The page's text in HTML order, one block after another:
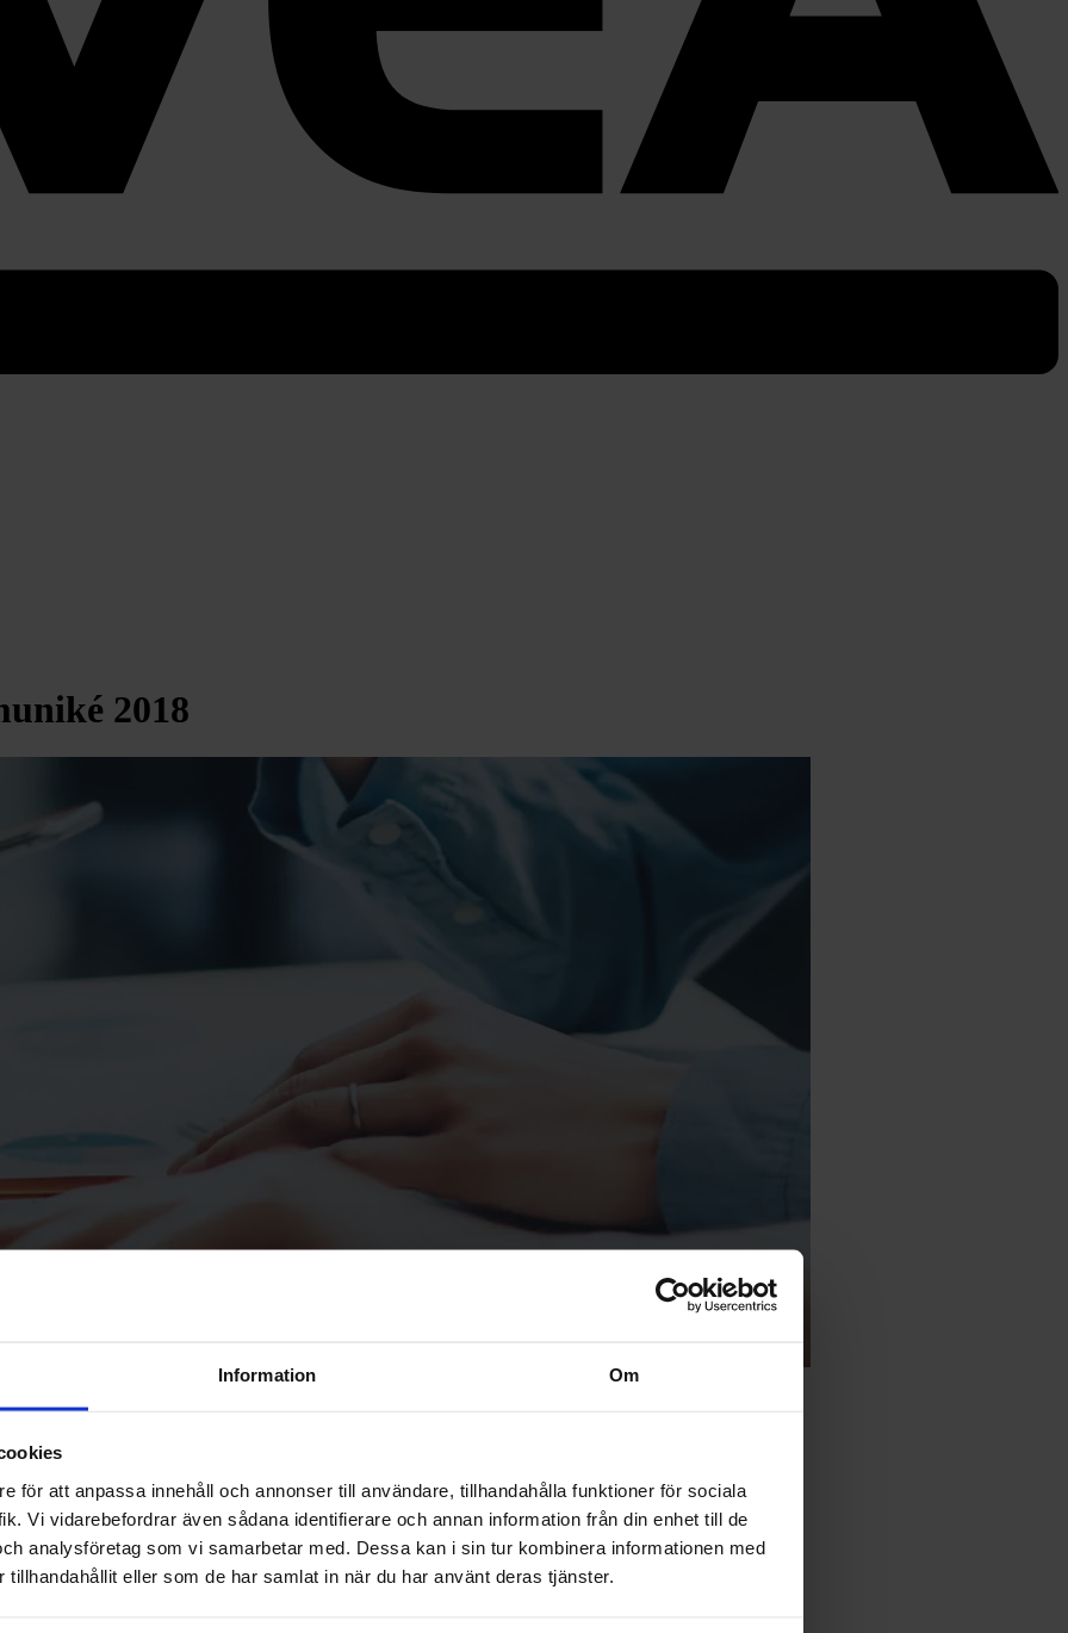
Information Om
för att anpassa innehåll och annonser till användare, tillhandahålla funktioner för sociala
Vi vidarebefordrar även sådana identifierare och annan information från din enhet till de
analysföretag som vi samarbetar med. Dessa kan i sin tur kombinera informationen med
tillhandahållit eller som de har samlat in när du har använt deras tjänster.
2018
Om oss/Bolagsinformation, se: